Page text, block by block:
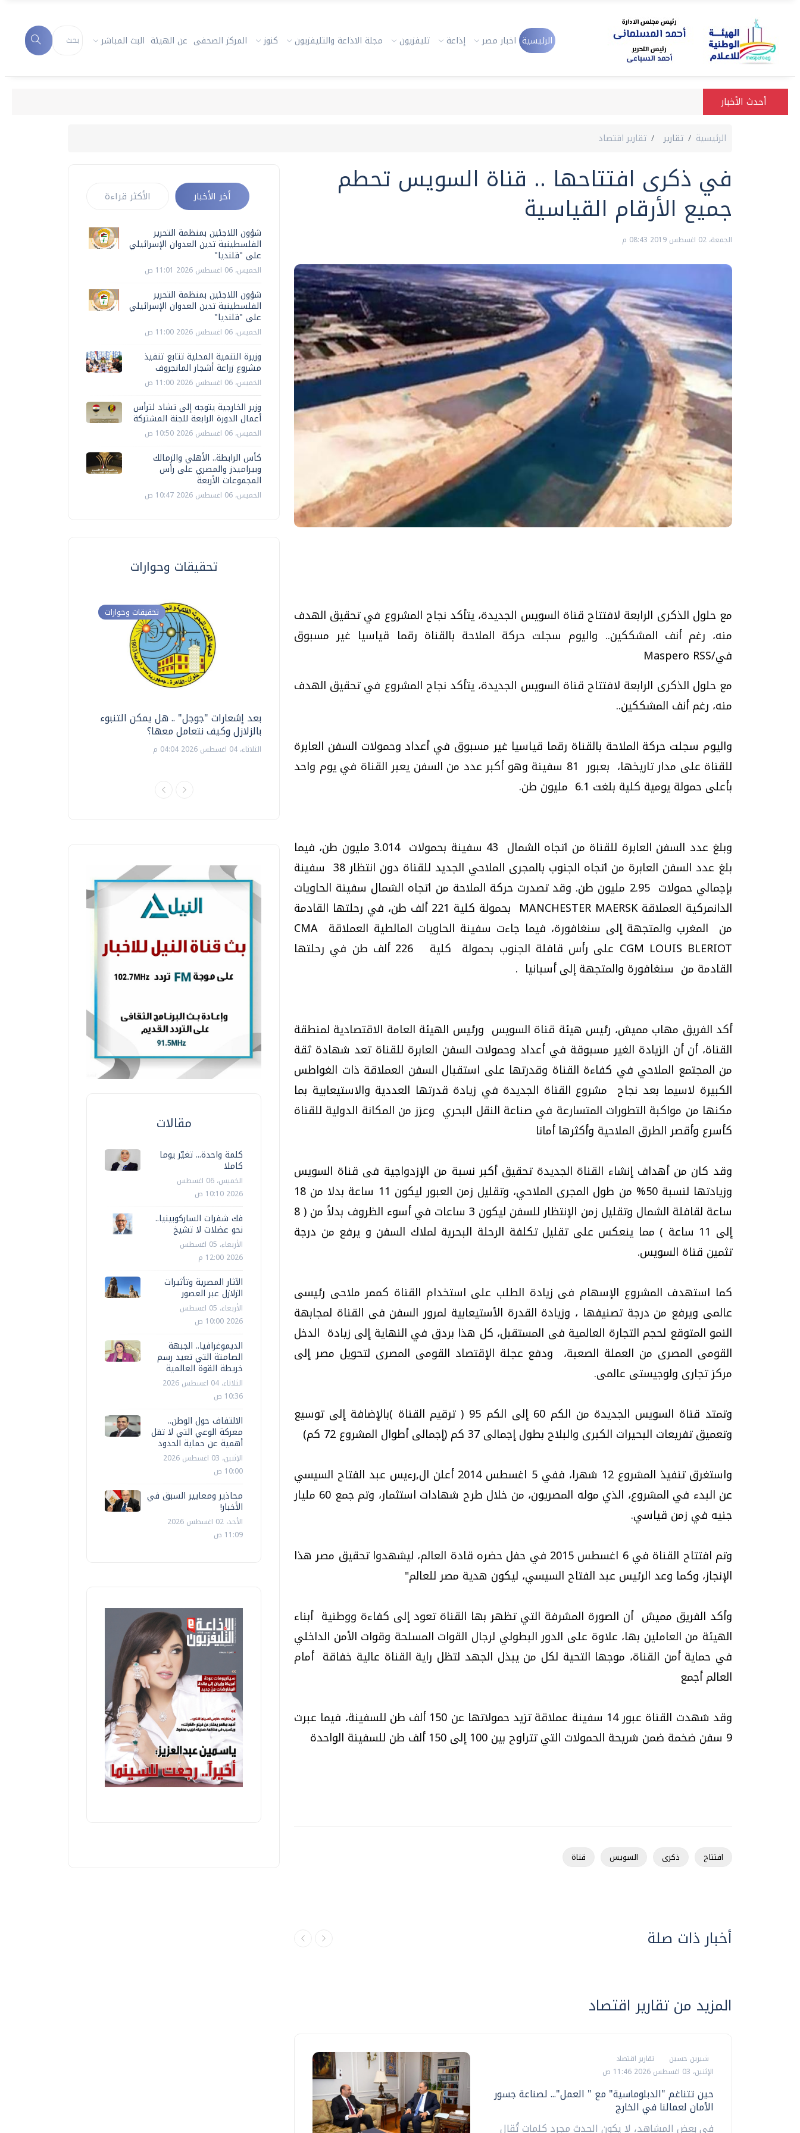
الرئيسية اخبار مصر إذاعة تليفزيون مجلة الاذاعة والتليفزيون كنوز المركز الصحفى عن الهيئة البث المباشر
أحدث الأخبار
الرئيسية تقارير تقارير اقتصاد
في ذكرى افتتاحها .. قناة السويس تحطم
جميع الأرقام القياسية
الجمعة، 02 اغسطس 2019 08:43 م
مع حلول الذكرى الرابعة لافتتاح قناة السويس الجديدة، يتأكد نجاح المشروع في تحقيق الهدف
منه، رغم أنف المشككين.. واليوم سجلت حركة الملاحة بالقناة رقما قياسيا غير مسبوق
في/Maspero RSS
مع حلول الذكرى الرابعة لافتتاح قناة السويس الجديدة، يتأكد نجاح المشروع في تحقيق الهدف
منه، رغم أنف المشككين..
واليوم سجلت حركة الملاحة بالقناة رقما قياسيا غير مسبوق في أعداد وحمولات السفن العابرة
للقناة على مدار تاريخها، بعبور 81 سفينة وهو أكبر عدد من السفن يعبر القناة في يوم واحد
بأعلى حمولة يومية كلية بلغت 6.1 مليون طن.
وبلغ عدد السفن العابرة للقناة من اتجاه الشمال 43 سفينة بحمولات 3.014 مليون طن، فيما
بلغ عدد السفن العابرة من اتجاه الجنوب بالمجرى الملاحي الجديد للقناة دون انتظار 38 سفينة
بإجمالي حمولات 2.95 مليون طن. وقد تصدرت حركة الملاحة من اتجاه الشمال سفينة الحاويات
الدانمركية العملاقة MANCHESTER MAERSK بحمولة كلية 221 ألف طن، في رحلتها القادمة
من المغرب والمتجهة إلى سنغافورة، فيما جاءت سفينة الحاويات المالطية العملاقة CMA
CGM LOUIS BLERIOT على رأس قافلة الجنوب بحمولة كلية 226 ألف طن في رحلتها
القادمة من سنغافورة والمتجهة إلى أسبانيا .
أكد الفريق مهاب مميش، رئيس هيئة قناة السويس ورئيس الهيئة العامة الاقتصادية لمنطقة
القناة، أن أن الزيادة الغير مسبوقة في أعداد وحمولات السفن العابرة للقناة تعد شهادة ثقة
من المجتمع الملاحي في كفاءة القناة وقدرتها على استقبال السفن العملاقة ذات الغواطس
الكبيرة لاسيما بعد نجاح مشروع القناة الجديدة في زيادة قدرتها العددية والاستيعابية بما
مكنها من مواكبة التطورات المتسارعة في صناعة النقل البحري وعزز من المكانة الدولية للقناة
كأسرع وأقصر الطرق الملاحية وأكثرها أمانا
وقد كان من أهداف إنشاء القناة الجديدة تحقيق أكبر نسبة من الإزدواجية فى قناة السويس
وزيادتها لنسبة 50% من طول المجرى الملاحي، وتقليل زمن العبور ليكون 11 ساعة بدلا من 18
ساعة لقافلة الشمال وتقليل زمن الإنتظار للسفن ليكون 3 ساعات في أسوء الظروف بدلاً من ( 8
إلى 11 ساعة ) مما ينعكس على تقليل تكلفة الرحلة البحرية لملاك السفن و يرفع من درجة
تثمين قناة السويس.
كما استهدف المشروع الإسهام فى زيادة الطلب على استخدام القناة كممر ملاحى رئيسى
عالمى ويرفع من درجة تصنيفها ، وزيادة القدرة الأستيعابية لمرور السفن فى القناة لمجابهة
النمو المتوقع لحجم التجارة العالمية فى المستقبل، كل هذا بردق في النهاية إلى زيادة الدخل
القومى المصرى من العملة الصعبة، ودفع عجلة الإقتصاد القومى المصرى لتحويل مصر إلى
مركز تجارى ولوجيستى عالمى.
وتمتد قناة السويس الجديدة من الكم 60 إلى الكم 95 ( ترقيم القناة )بالإضافة إلى توسيع
وتعميق تفريعات البحيرات الكبرى والبلاح بطول إجمالى 37 كم (إجمالى أطوال المشروع 72 كم)
واستغرق تنفيذ المشروع 12 شهرا، ففي 5 اغسطس 2014 أعلن ال,رءيس عبد الفتاح السيسي
عن البدء في المشروع، الذي موله المصريون، من خلال طرح شهادات استثمار، وتم جمع 60 مليار
جنيه في زمن قياسي.
وتم افتتاح القناة في 6 اغسطس 2015 في حفل حضره قادة العالم، ليشهدوا تحقيق مصر هذا
الإنجاز، وكما وعد الرئيس عبد الفتاح السيسي، ليكون هدية مصر للعالم"
وأكد الفريق مميش أن الصورة المشرفة التي تظهر بها القناة تعود إلى كفاءة ووطنية أبناء
الهيئة من العاملين بها، علاوة على الدور البطولي لرجال القوات المسلحة وقوات الأمن الداخلي
في حماية أمن القناة، موجها التحية لكل من يبذل الجهد لتظل راية القناة عالية خفاقة أمام
العالم أجمع
وقد شهدت القناة عبور 14 سفينة عملاقة تزيد حمولاتها عن 150 ألف طن للسفينة، فيما عبرت
9 سفن ضخمة ضمن شريحة الحمولات التي تتراوح بين 100 إلى 150 ألف طن للسفينة الواحدة
افتتاح ذكرى السويس قناة
أخبار ذات صلة
المزيد من تقارير اقتصاد
شيرين حسين
تقارير اقتصاد
الإثنين، 03 اغسطس 2026 11:46 ص
حين تتناغم "الدبلوماسية" مع " العمل"... لصناعة جسور
الأمان لعمالنا في الخارج
في بعض المشاهد، لا يكون الحدث مجرد كلمات تُقال
أخر الأخبار الأكثر قراءة
شؤون اللاجئين بمنظمة التحرير
الفلسطينية تدين العدوان الإسرائيلي
على "قلنديا"
الخميس، 06 اغسطس 2026 11:01 ص
شؤون اللاجئين بمنظمة التحرير
الفلسطينية تدين العدوان الإسرائيلي
على "قلنديا"
الخميس، 06 اغسطس 2026 11:00 ص
وزيرة التنمية المحلية تتابع تنفيذ
مشروع زراعة أشجار المانجروف
الخميس، 06 اغسطس 2026 11:00 ص
وزير الخارجية يتوجه إلى تشاد لترأس
أعمال الدورة الرابعة للجنة المشتركة
الخميس، 06 اغسطس 2026 10:50 ص
كأس الرابطة.. الأهلي والزمالك
وبيراميدز والمصري على رأس
المجموعات الأربعة
الخميس، 06 اغسطس 2026 10:47 ص
تحقيقات وحوارات
تحقيقات وحوارات
بعد إشعارات "جوجل" .. هل يمكن التنبوء
بالزلازل وكيف نتعامل معها؟
الثلاثاء، 04 اغسطس 2026 04:04 م
تحقيقات وحوارات
السبت، 01 اغسطس 2026 10:25 ص
تحقيقات وحوارات
الخميس، 30 يوليو 2026 01:09 م
تحقيقات وحوارات
موجات الطقس الساخنة.. لماذا تحدث وكيف
مقالات
كلمة واحدة... تغيّر يوما
كاملا
الخميس، 06 اغسطس
2026 10:10 ص
فك شفرات الساركوبينيا..
نحو عضلات لا تشيخ
الأربعاء، 05 اغسطس
2026 12:00 م
الآثار المصرية وتأثيرات
الزلازل عبر العصور
الأربعاء، 05 اغسطس
2026 10:00 ص
الديموغرافيا.. الجبهة
الصامتة التي تعيد رسم
خريطة القوة العالمية
الثلاثاء، 04 اغسطس 2026
10:36 ص
الالتفاف حول الوطن..
معركة الوعي التي لا تقل
أهمية عن حماية الحدود
الإثنين، 03 اغسطس 2026
10:00 ص
محاذير ومعايير السبق في
الأخبار!
الأحد، 02 اغسطس 2026
11:09 ص